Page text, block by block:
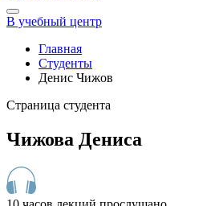
В учебный центр
Главная
Студенты
Денис Чижов
Страница студента
Чижова Дениса